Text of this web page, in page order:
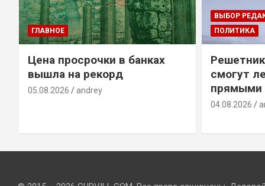
ГЛАВНОЕ
Цена просрочки в банках
вышла на рекорд
05.08.2026 andrey
ВЫБОР
ПОЛИТИКА
смогут
прямыми
04.08.2026